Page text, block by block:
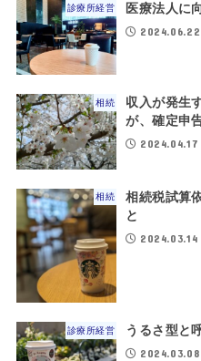
診療所経営 医療法人に
2024.06.22
相続
収入が発生
が、確定申
2024.04.17
相続
相続税試算
と
2024.03.14
診療所経営 うるさ型と
2024.03.08